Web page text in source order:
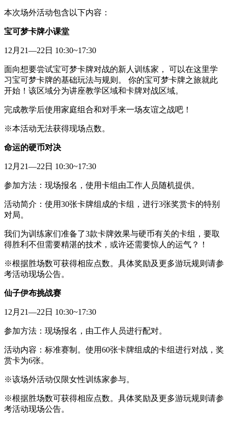
本次场外活动包含以下内容：
宝可梦卡牌小课堂
12月21—22日 10:30~17:30
面向想要尝试宝可梦卡牌对战的新人训练家， 可以在这里学
习宝可梦卡牌的基础玩法与规则。 你的宝可梦卡牌之旅就此
开始！该区域分为讲座教学区域和卡牌对战区域。
完成教学后使用家庭组合和对手来一场友谊之战吧！
※本活动无法获得现场点数。
命运的硬币对决
12月21—22日 10:30~17:30
参加方法：现场报名，使用卡组由工作人员随机提供。
活动简介：使用30张卡牌组成的卡组，进行3张奖赏卡的特别
对局。
我们为训练家们准备了3款卡牌效果与硬币有关的卡组，要取
得胜利不但需要精湛的技术，或许还需要惊人的运气？！
※根据胜场数可获得相应点数。具体奖励及更多游玩规则请参
考活动现场公告。
仙子伊布挑战赛
12月21—22日 10:30~17:30
参加方法：现场报名，由工作人员进行配对。
活动内容：标准赛制。使用60张卡牌组成的卡组进行对战，奖
赏卡为6张。
※该场外活动仅限女性训练家参与。
※根据胜场数可获得相应点数。具体奖励及更多游玩规则请参
考活动现场公告。